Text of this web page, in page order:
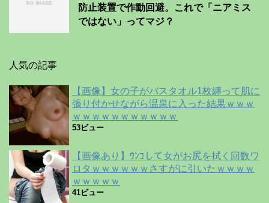
防止装置で作動回避。これで「ニアミス
ではない」ってマジ？
人気の記事
【画像】女の子がバスタオル1枚纏って肌に
張り付かせながら温泉に入った結果ｗｗｗ
ｗｗｗｗｗｗｗｗｗｗｗ
53ビュー
【画像あり】ｳﾝｺして女がお尻を拭く回数ワ
ロタｗｗｗｗｗｗさすがに引いたｗｗｗｗ
ｗｗｗｗｗ
41ビュー